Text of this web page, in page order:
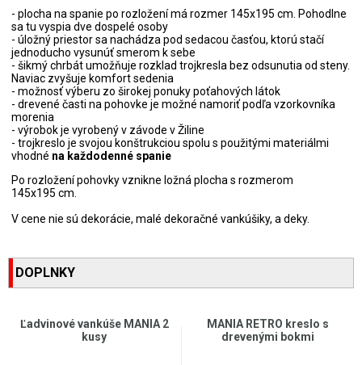
- plocha na spanie po rozložení má rozmer 145x195 cm. Pohodlne
sa tu vyspia dve dospelé osoby
- úložný priestor sa nachádza pod sedacou časťou, ktorú stačí
jednoducho vysunúť smerom k sebe
- šikmý chrbát umožňuje rozklad trojkresla bez odsunutia od steny.
Naviac zvyšuje komfort sedenia
- možnosť výberu zo širokej ponuky poťahových látok
- drevené časti na pohovke je možné namoriť podľa vzorkovníka
morenia
- výrobok je vyrobený v závode v Žiline
- trojkreslo je svojou konštrukciou spolu s použitými materiálmi
vhodné na každodenné spanie
Po rozložení pohovky vznikne ložná plocha s rozmerom
145x195 cm.
V cene nie sú dekorácie, malé dekoračné vankúšiky, a deky.
DOPLNKY
Ľadvinové vankúše MANIA 2
kusy
MANIA RETRO kreslo s
drevenými bokmi